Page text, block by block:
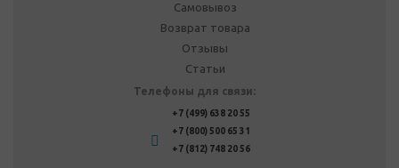
Самовывоз
Возврат товара
Отзывы
Статьи
Телефоны для связи:
+7 (499) 638 20 55
+7 (800) 500 65 31
+7 (812) 748 20 56